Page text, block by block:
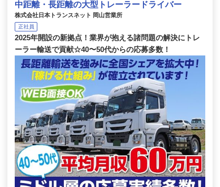
中距離・長距離の大型トレーラードライバー
株式会社日本トランスネット 岡山営業所
正社員
2025年開設の新拠点！業界が抱える諸問題の解決にトレ
ーラー輸送で貢献☆40〜50代からの応募多数！